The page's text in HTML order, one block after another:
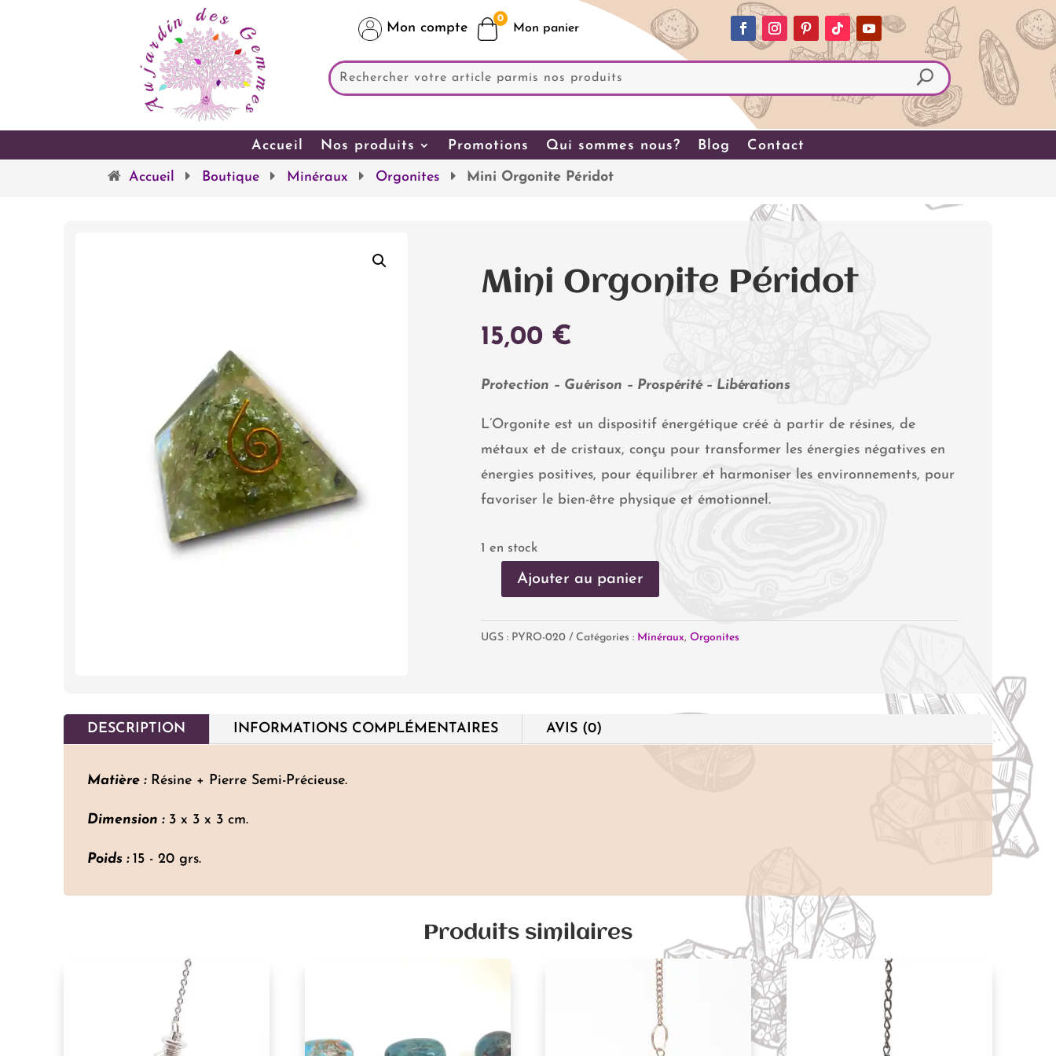
Mon compte
0
Accueil Nos produits Promotions Qui sommes nous? Blog Contact
Accueil Boutique Minéraux Orgonites Mini Orgonite Péridot
Mini Orgonite Péridot
15,00 €
Protection – Guérison – Prospérité – Libérations
L’Orgonite est un dispositif énergétique créé à partir de résines, de
métaux et de cristaux, conçu pour transformer les énergies négatives en
énergies positives, pour équilibrer et harmoniser les environnements, pour
favoriser le bien-être physique et émotionnel.
1 en stock
quantité
Mini
Ajouter au panier
UGS : PYRO-020 Catégories : Minéraux,Orgonites
DESCRIPTION INFORMATIONS COMPLÉMENTAIRES AVIS (0)
Matière :Résine + Pierre Semi-Précieuse.
Dimension :3 x 3 x 3 cm.
Poids : 15 - 20 grs.
Produits similaires